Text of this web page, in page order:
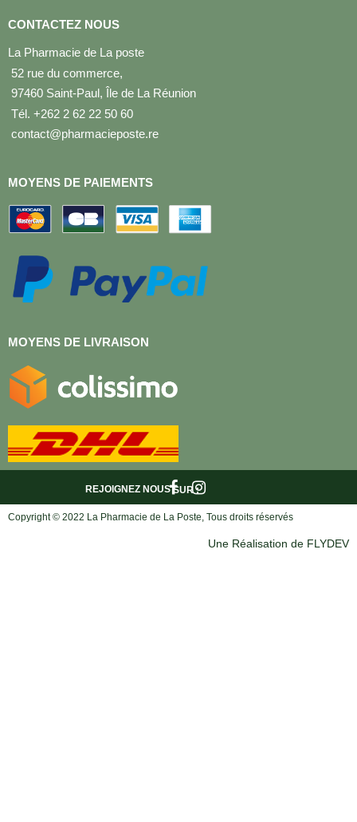
CONTACTEZ NOUS
La Pharmacie de La poste
52 rue du commerce,
97460 Saint-Paul, Île de La Réunion
Tél. +262 2 62 22 50 60
contact@pharmacieposte.re
MOYENS DE PAIEMENTS
MOYENS DE LIVRAISON
SUR :
REJOIGNEZ NOUS
Copyright © 2022 La Pharmacie de La Poste, Tous droits réservés
Une Réalisation de FLYDEV